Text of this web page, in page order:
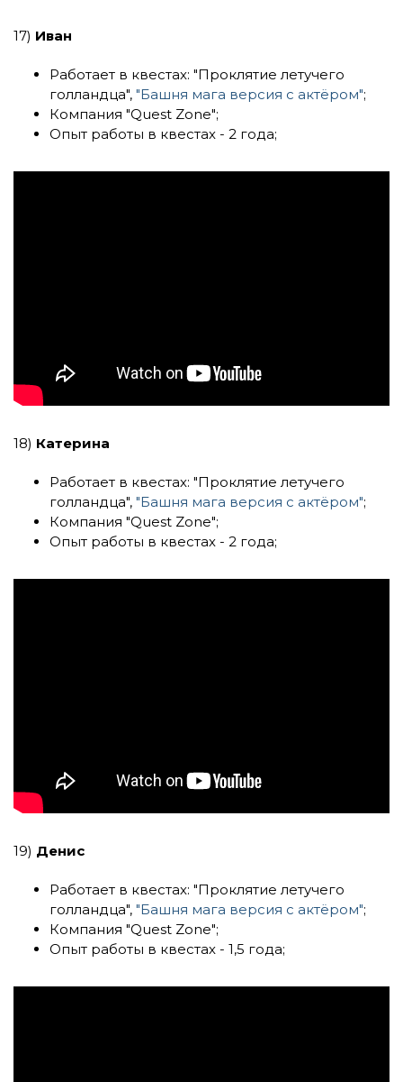
17) Иван
Работает в квестах: "Проклятие летучего
голландца", "Башня мага версия с актёром";
Компания "Quest Zone";
Опыт работы в квестах - 2 года;
18) Катерина
Работает в квестах: "Проклятие летучего
голландца", "Башня мага версия с актёром";
Компания "Quest Zone";
Опыт работы в квестах - 2 года;
19) Денис
Работает в квестах: "Проклятие летучего
голландца", "Башня мага версия с актёром";
Компания "Quest Zone";
Опыт работы в квестах - 1,5 года;